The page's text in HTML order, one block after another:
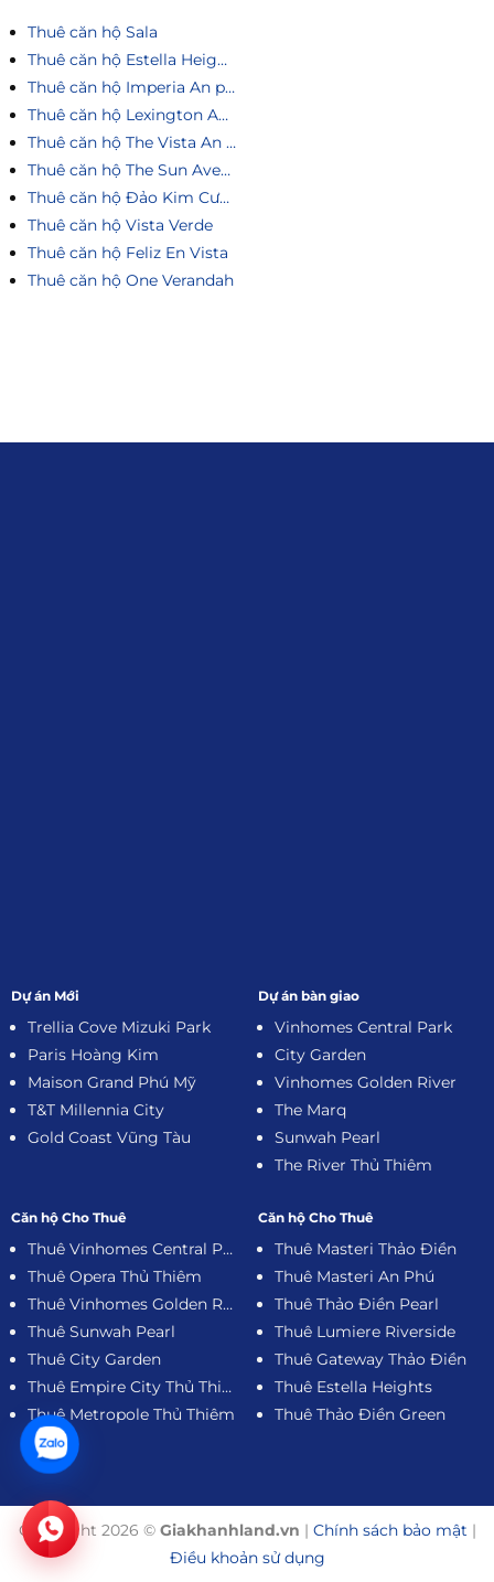
Thuê căn hộ Sala
Thuê căn hộ Estella Heights
Thuê căn hộ Imperia An phú
Thuê căn hộ Lexington An Phú
Thuê căn hộ The Vista An Phú
Thuê căn hộ The Sun Avenue
Thuê căn hộ Đảo Kim Cương
Thuê căn hộ Vista Verde
Thuê căn hộ Feliz En Vista
Thuê căn hộ One Verandah
Dự án Mới
Trellia Cove Mizuki Park
Paris Hoàng Kim
Maison Grand Phú Mỹ
T&T Millennia City
Gold Coast Vũng Tàu
Dự án bàn giao
Vinhomes Central Park
City Garden
Vinhomes Golden River
The Marq
Sunwah Pearl
The River Thủ Thiêm
Căn hộ Cho Thuê
Thuê Vinhomes Central Park
Thuê Opera Thủ Thiêm
Thuê Vinhomes Golden River
Thuê Sunwah Pearl
Thuê City Garden
Thuê Empire City Thủ Thiêm
Thuê Metropole Thủ Thiêm
Căn hộ Cho Thuê
Thuê Masteri Thảo Điền
Thuê Masteri An Phú
Thuê Thảo Điền Pearl
Thuê Lumiere Riverside
Thuê Gateway Thảo Điền
Thuê Estella Heights
Thuê Thảo Điền Green
Copyright 2026 © Giakhanhland.vn | Chính sách bảo mật |
Điều khoản sử dụng